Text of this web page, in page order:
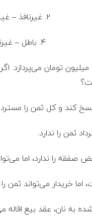
۱۳- حمید برای خرید زمینی ۲۰